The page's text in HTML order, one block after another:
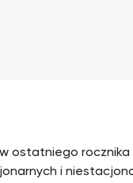
ostatniego rocznika
i